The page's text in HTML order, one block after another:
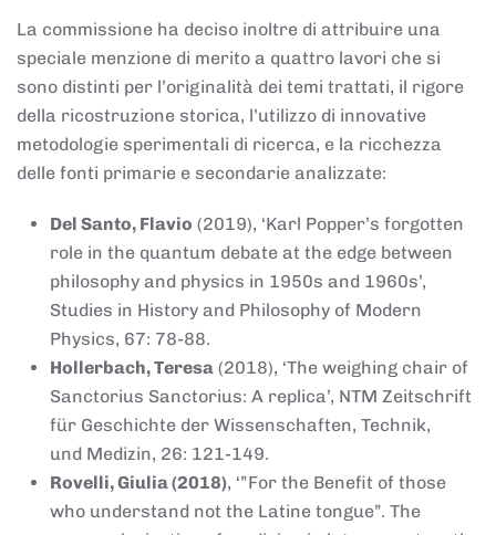
La commissione ha deciso inoltre di attribuire una
speciale menzione di merito a quattro lavori che si
sono distinti per l’originalità dei temi trattati, il rigore
della ricostruzione storica, l’utilizzo di innovative
metodologie sperimentali di ricerca, e la ricchezza
delle fonti primarie e secondarie analizzate:
Del Santo, Flavio (2019), ‘Karl Popper’s forgotten
role in the quantum debate at the edge between
philosophy and physics in 1950s and 1960s’,
Studies in History and Philosophy of Modern
Physics, 67: 78-88.
Hollerbach, Teresa (2018), ‘The weighing chair of
Sanctorius Sanctorius: A replica’, NTM Zeitschrift
für Geschichte der Wissenschaften, Technik,
und Medizin, 26: 121-149.
Rovelli, Giulia (2018), ‘”For the Benefit of those
who understand not the Latine tongue”. The